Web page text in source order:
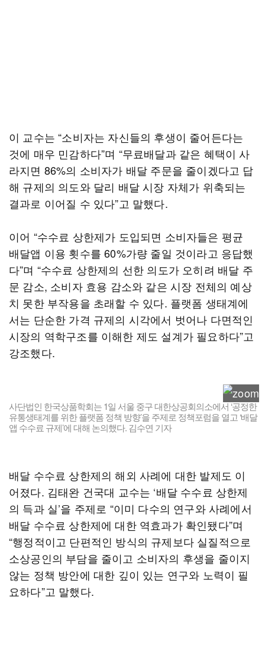
이 교수는 “소비자는 자신들의 후생이 줄어든다는
것에 매우 민감하다”며 “무료배달과 같은 혜택이 사
라지면 86%의 소비자가 배달 주문을 줄이겠다고 답
해 규제의 의도와 달리 배달 시장 자체가 위축되는
결과로 이어질 수 있다”고 말했다.
이어 “수수료 상한제가 도입되면 소비자들은 평균
배달앱 이용 횟수를 60%가량 줄일 것이라고 응답했
다”며 “수수료 상한제의 선한 의도가 오히려 배달 주
문 감소, 소비자 효용 감소와 같은 시장 전체의 예상
치 못한 부작용을 초래할 수 있다. 플랫폼 생태계에
서는 단순한 가격 규제의 시각에서 벗어나 다면적인
시장의 역학구조를 이해한 제도 설계가 필요하다”고
강조했다.
사단법인 한국상품학회는 1일 서울 중구 대한상공회의소에서 ‘공정한
유통생태계를 위한 플랫폼 정책 방향’을 주제로 정책포럼을 열고 ‘배달
앱 수수료 규제’에 대해 논의했다. 김수연 기자
배달 수수료 상한제의 해외 사례에 대한 발제도 이
어졌다. 김태완 건국대 교수는 ‘배달 수수료 상한제
의 득과 실’을 주제로 “이미 다수의 연구와 사례에서
배달 수수료 상한제에 대한 역효과가 확인됐다”며
“행정적이고 단편적인 방식의 규제보다 실질적으로
소상공인의 부담을 줄이고 소비자의 후생을 줄이지
않는 정책 방안에 대한 깊이 있는 연구와 노력이 필
요하다”고 말했다.